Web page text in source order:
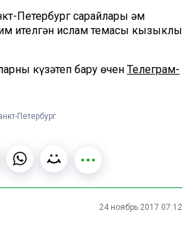
Петербург сарайлары һәм
ителгән ислам темасы кызыклы
күзәтеп бару өчен Телеграм-
Петербург
24 ноябрь 2017 07:12